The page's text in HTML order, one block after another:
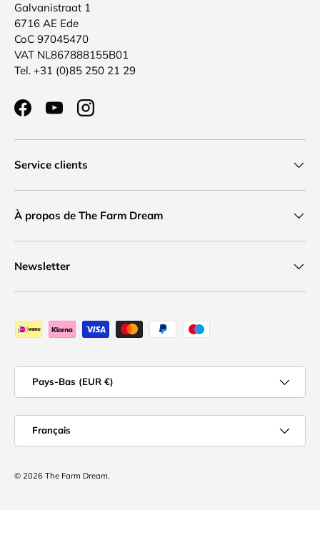
Galvanistraat 1
6716 AE Ede
CoC 97045470
VAT NL867888155B01
Tel. +31 (0)85 250 21 29
FacebookYouTubeInstagram
Service clients
À propos de The Farm Dream
Newsletter
Moyens de paiement acceptés
Pays-Bas (EUR €)
Français
© 2026 The Farm Dream.